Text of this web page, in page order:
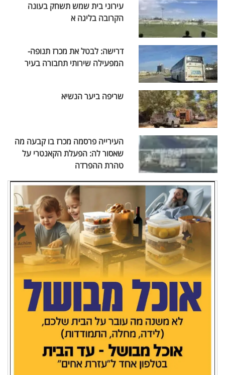
עירוני בית שמש תשחק בעונה
הקרובה בליגה א
דרישה: לבטל את מכרז תנופה-
המפעילה שירותי תחבורה בעיר
שריפה ביער הנשיא
העירייה פרסמה מכרז בו קבעה מה
שאסור לה: הפעלת הקאנטרי על
טהרת ההפרדה